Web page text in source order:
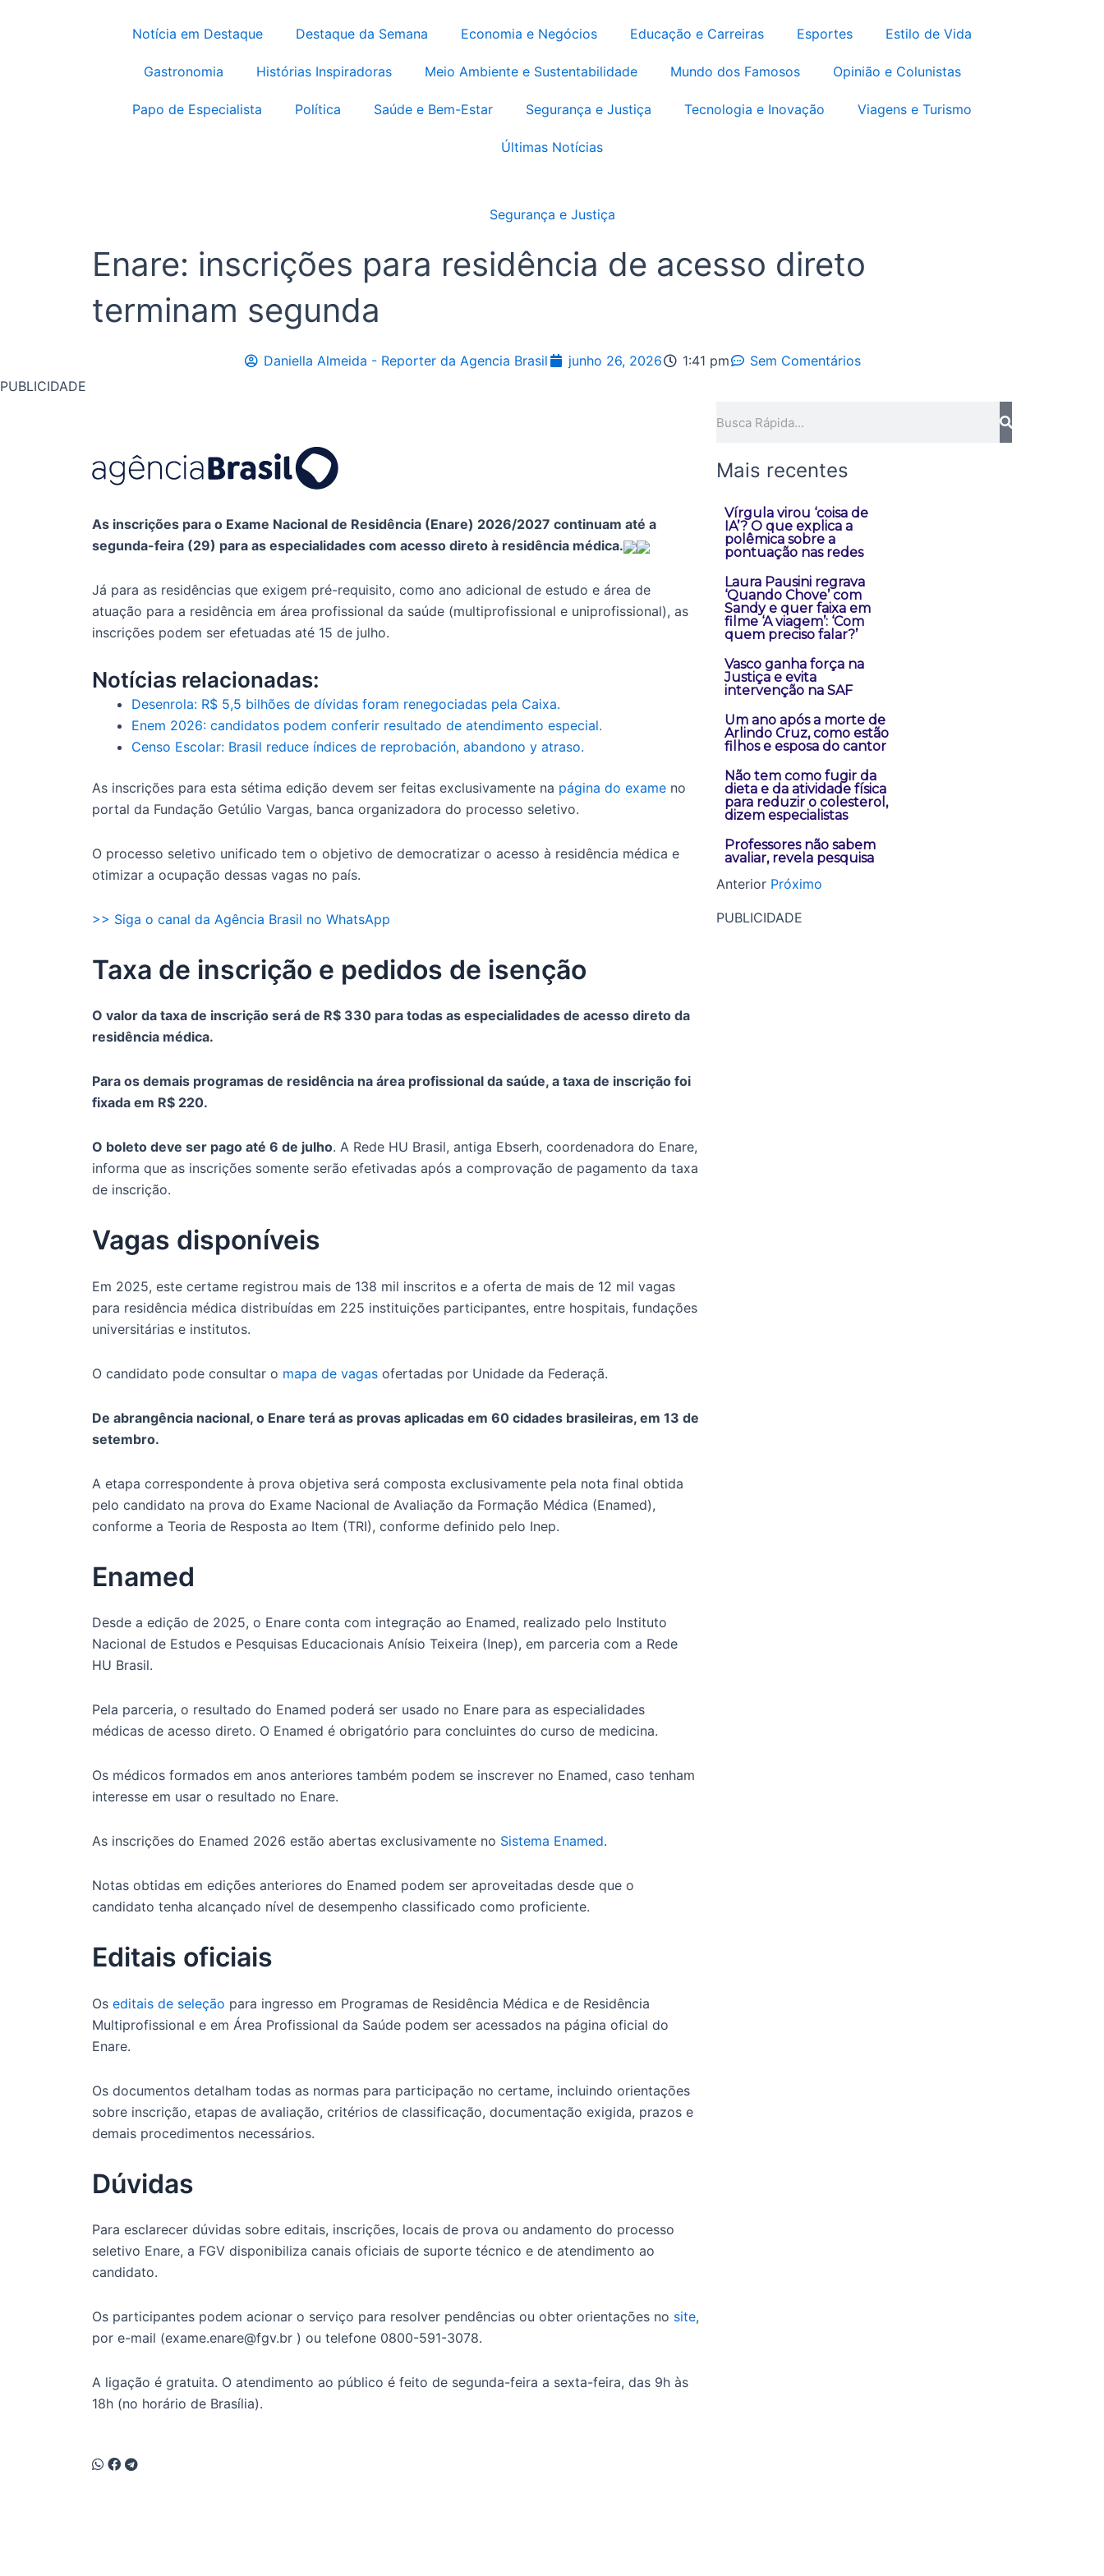
Notícia em Destaque Destaque da Semana Economia e Negócios Educação e Carreiras Esportes Estilo de Vida
Gastronomia Histórias Inspiradoras Meio Ambiente e Sustentabilidade Mundo dos Famosos Opinião e Colunistas
Papo de Especialista Política Saúde e Bem-Estar Segurança e Justiça Tecnologia e Inovação Viagens e Turismo
Últimas Notícias
Segurança e Justiça
Enare: inscrições para residência de acesso direto
terminam segunda
Daniella Almeida - Reporter da Agencia Brasil junho 26, 2026 1:41 pm
Sem Comentários
PUBLICIDADE
As inscrições para o Exame Nacional de Residência (Enare) 2026/2027 continuam até a
segunda-feira (29) para as especialidades com acesso direto à residência médica.
Já para as residências que exigem pré-requisito, como ano adicional de estudo e área de
atuação para a residência em área profissional da saúde (multiprofissional e uniprofissional), as
inscrições podem ser efetuadas até 15 de julho.
Notícias relacionadas:
Desenrola: R$ 5,5 bilhões de dívidas foram renegociadas pela Caixa.
Enem 2026: candidatos podem conferir resultado de atendimento especial.
Censo Escolar: Brasil reduce índices de reprobación, abandono y atraso.
As inscrições para esta sétima edição devem ser feitas exclusivamente na página do exame no
portal da Fundação Getúlio Vargas, banca organizadora do processo seletivo.
O processo seletivo unificado tem o objetivo de democratizar o acesso à residência médica e
otimizar a ocupação dessas vagas no país.
>> Siga o canal da Agência Brasil no WhatsApp
Taxa de inscrição e pedidos de isenção
O valor da taxa de inscrição será de R$ 330 para todas as especialidades de acesso direto da
residência médica.
Para os demais programas de residência na área profissional da saúde, a taxa de inscrição foi
fixada em R$ 220.
O boleto deve ser pago até 6 de julho. A Rede HU Brasil, antiga Ebserh, coordenadora do Enare,
informa que as inscrições somente serão efetivadas após a comprovação de pagamento da taxa
de inscrição.
Vagas disponíveis
Em 2025, este certame registrou mais de 138 mil inscritos e a oferta de mais de 12 mil vagas
para residência médica distribuídas em 225 instituições participantes, entre hospitais, fundações
universitárias e institutos.
O candidato pode consultar o mapa de vagas ofertadas por Unidade da Federaçã.
De abrangência nacional, o Enare terá as provas aplicadas em 60 cidades brasileiras, em 13 de
setembro.
A etapa correspondente à prova objetiva será composta exclusivamente pela nota final obtida
pelo candidato na prova do Exame Nacional de Avaliação da Formação Médica (Enamed),
conforme a Teoria de Resposta ao Item (TRI), conforme definido pelo Inep.
Enamed
Desde a edição de 2025, o Enare conta com integração ao Enamed, realizado pelo Instituto
Nacional de Estudos e Pesquisas Educacionais Anísio Teixeira (Inep), em parceria com a Rede
HU Brasil.
Pela parceria, o resultado do Enamed poderá ser usado no Enare para as especialidades
médicas de acesso direto. O Enamed é obrigatório para concluintes do curso de medicina.
Os médicos formados em anos anteriores também podem se inscrever no Enamed, caso tenham
interesse em usar o resultado no Enare.
As inscrições do Enamed 2026 estão abertas exclusivamente no Sistema Enamed.
Notas obtidas em edições anteriores do Enamed podem ser aproveitadas desde que o
candidato tenha alcançado nível de desempenho classificado como proficiente.
Editais oficiais
Os editais de seleção para ingresso em Programas de Residência Médica e de Residência
Multiprofissional e em Área Profissional da Saúde podem ser acessados na página oficial do
Enare.
Os documentos detalham todas as normas para participação no certame, incluindo orientações
sobre inscrição, etapas de avaliação, critérios de classificação, documentação exigida, prazos e
demais procedimentos necessários.
Dúvidas
Para esclarecer dúvidas sobre editais, inscrições, locais de prova ou andamento do processo
seletivo Enare, a FGV disponibiliza canais oficiais de suporte técnico e de atendimento ao
candidato.
Os participantes podem acionar o serviço para resolver pendências ou obter orientações no site,
por e-mail (exame.enare@fgv.br ) ou telefone 0800-591-3078.
A ligação é gratuita. O atendimento ao público é feito de segunda-feira a sexta-feira, das 9h às
18h (no horário de Brasília).
Mais recentes
Vírgula virou ‘coisa de
IA’? O que explica a
polêmica sobre a
pontuação nas redes
Laura Pausini regrava
‘Quando Chove’ com
Sandy e quer faixa em
filme ‘A viagem’: ‘Com
quem preciso falar?’
Vasco ganha força na
Justiça e evita
intervenção na SAF
Um ano após a morte de
Arlindo Cruz, como estão
filhos e esposa do cantor
Não tem como fugir da
dieta e da atividade física
para reduzir o colesterol,
dizem especialistas
Professores não sabem
avaliar, revela pesquisa
Anterior Próximo
PUBLICIDADE